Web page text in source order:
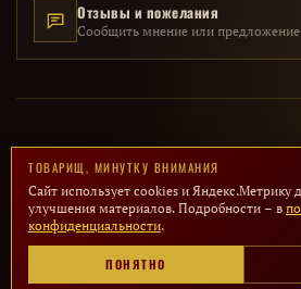
Отзывы и пожелания
Сообщить мнение или предложение
© 2014 – 2026 · Исторический проект
представлены в
ПОЛИТИКА
Сайт не имеет политической окраски и
памяти. Все товарные знаки
ТОВАРИЩ, МИНУТКУ ВНИМАНИЯ
Сайт использует cookies и Яндекс.Метрику
улучшения материалов. Подробности – в
конфиденциальности.
ПОНЯТНО